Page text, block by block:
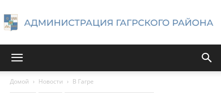
Домой Новости В Гагре